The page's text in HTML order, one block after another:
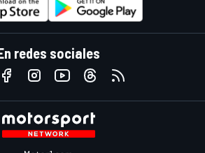
redes sociales